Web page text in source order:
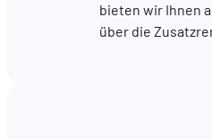
bieten wir Ihnen
über die